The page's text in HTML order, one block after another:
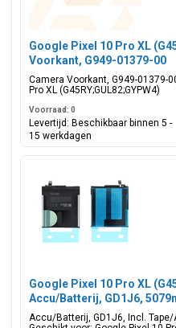
Google Pixel 10 Pro XL
Voorkant, G949-01379-00
Camera Voorkant, G949-01379-
Pro XL (G45RY;GUL82;GYPW4)
Voorraad: 0
Levertijd: Beschikbaar binnen 5 -
15 werkdagen
Google Pixel 10 Pro XL
Accu/Batterij, GD1J6,
00
Accu/Batterij, GD1J6, Incl.